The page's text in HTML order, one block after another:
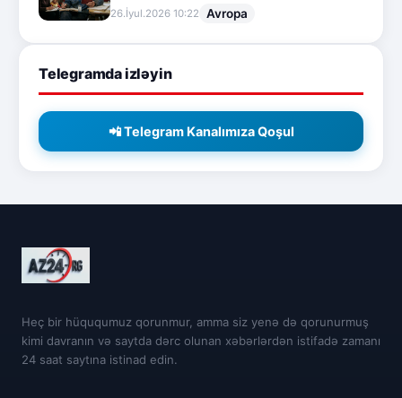
26.İyul.2026 10:22 Avropa
Telegramda izləyin
📲 Telegram Kanalımıza Qoşul
Heç bir hüququmuz qorunmur, amma siz yenə də qorunurmuş
kimi davranın və saytda dərc olunan xəbərlərdən istifadə zamanı
24 saat saytına istinad edin.